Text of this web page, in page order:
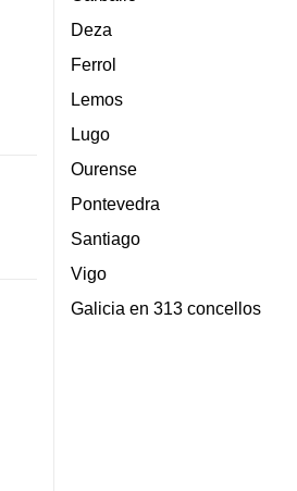
Deza
Ferrol
Lemos
Lugo
Ourense
Pontevedra
Santiago
Vigo
Galicia en 313 concellos